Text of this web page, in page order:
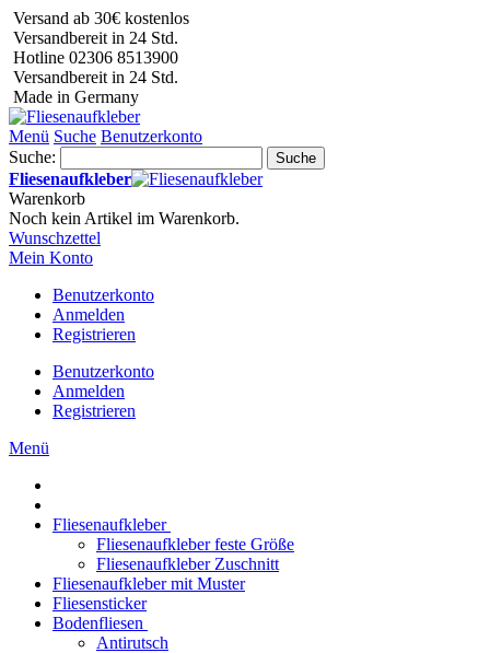
Versand ab 30€ kostenlos
Versandbereit in 24 Std.
Hotline 02306 8513900
Versandbereit in 24 Std.
Made in Germany
Menü Suche Benutzerkonto
Suche:
Suche
Fliesenaufkleber
Warenkorb
Noch kein Artikel im Warenkorb.
Wunschzettel
Mein Konto
Benutzerkonto
Anmelden
Registrieren
Benutzerkonto
Anmelden
Registrieren
Menü
Fliesenaufkleber
Fliesenaufkleber feste Größe
Fliesenaufkleber Zuschnitt
Fliesenaufkleber mit Muster
Fliesensticker
Bodenfliesen
Antirutsch